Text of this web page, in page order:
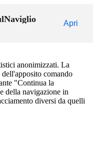
Apri
anonimizzati. La
comando
"Continua la
della navigazione in
diversi da quelli